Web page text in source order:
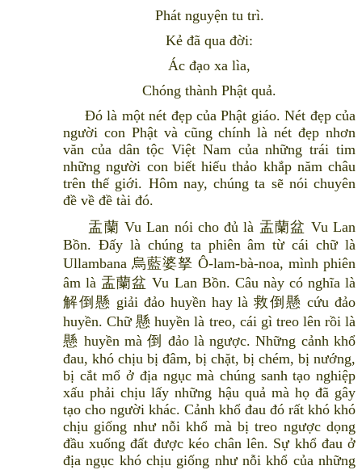
Phát nguyện tu trì.
Kẻ đã qua đời:
Ác đạo xa lìa,
Chóng thành Phật quả.
Đó là một nét đẹp của Phật giáo. Nét đẹp của
người con Phật và cũng chính là nét đẹp nhơn
văn của dân tộc Việt Nam của những trái tim
những người con biết hiếu thảo khắp năm châu
trên thế giới. Hôm nay, chúng ta sẽ nói chuyên
đề về đề tài đó.
盂蘭 Vu Lan nói cho đủ là 盂蘭盆 Vu Lan
Bồn. Đấy là chúng ta phiên âm từ cái chữ là
Ullambana 烏藍婆拏 Ô-lam-bà-noa, mình phiên
âm là 盂蘭盆 Vu Lan Bồn. Câu này có nghĩa là
解倒懸 giải đảo huyền hay là 救倒懸 cứu đảo
huyền. Chữ 懸 huyền là treo, cái gì treo lên rồi là
懸 huyền mà 倒 đảo là ngược. Những cảnh khổ
đau, khó chịu bị đâm, bị chặt, bị chém, bị nướng,
bị cắt mổ ở địa ngục mà chúng sanh tạo nghiệp
xấu phải chịu lấy những hậu quả mà họ đã gây
tạo cho người khác. Cảnh khổ đau đó rất khó khó
chịu giống như nỗi khổ mà bị treo ngược dọng
đầu xuống đất được kéo chân lên. Sự khổ đau ở
địa ngục khó chịu giống như nỗi khổ của những